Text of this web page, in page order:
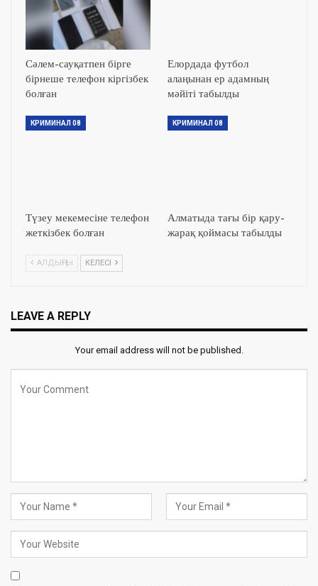
Сәлем-сауқатпен бірге
бірнеше телефон кіргізбек
болған
Елордада футбол
алаңынан ер адамның
мәйіті табылды
КРИМИНАЛ 08
Түзеу мекемесіне телефон
жеткізбек болған
КРИМИНАЛ 08
Алматыда тағы бір қару-
жарақ қоймасы табылды
АЛДЫҢҒЫ КЕЛЕСІ
LEAVE A REPLY
Your email address will not be published.